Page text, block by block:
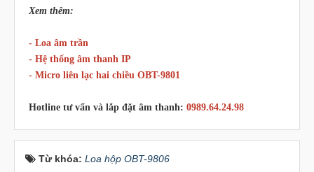
Xem thêm:
- Loa âm trần
- Hệ thống âm thanh IP
- Micro liên lạc hai chiều OBT-9801
Hotline tư vấn và lắp đặt âm thanh: 0989.64.24.98
Từ khóa: Loa hộp OBT-9806